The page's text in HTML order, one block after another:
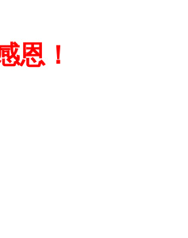
恩！